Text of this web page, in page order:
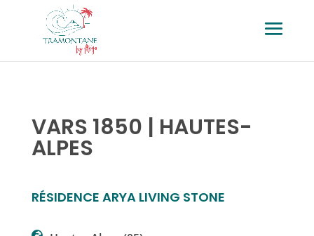
VARS 1850 | HAUTES-
ALPES
RÉSIDENCE ARYA LIVING STONE